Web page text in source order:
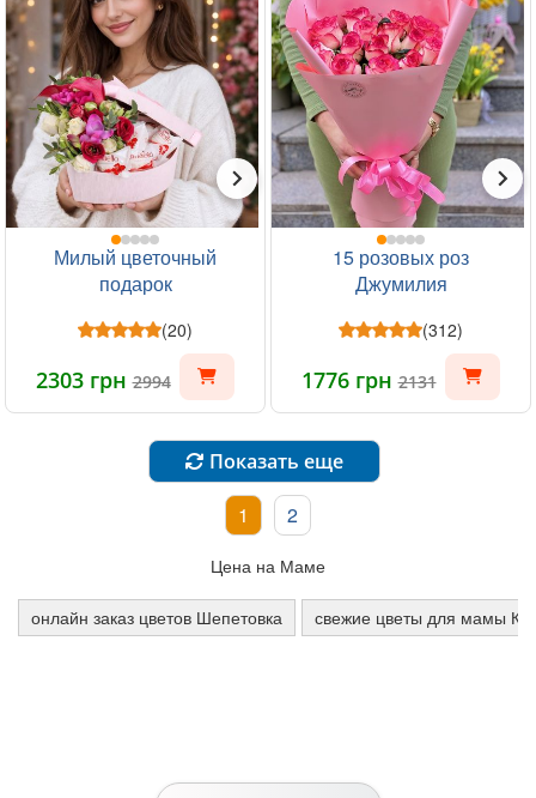
Милый цветочный
подарок
(20)
2303 грн2994
15 розовых роз
Джумилия
(312)
1776 грн2131
Показать еще
1 2
Цена на Маме
онлайн заказ цветов Шепетовка свежие цветы для мамы